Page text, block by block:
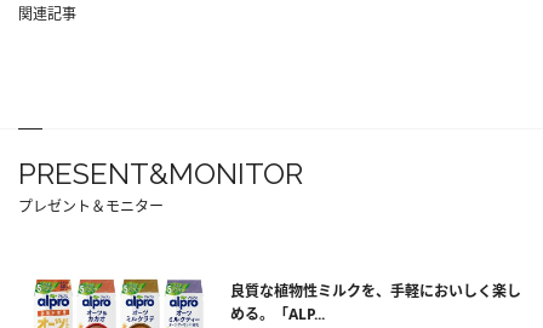
関連記事
PRESENT&MONITOR
プレゼント＆モニター
良質な植物性ミルクを、手軽においしく楽し
める。「ALP...